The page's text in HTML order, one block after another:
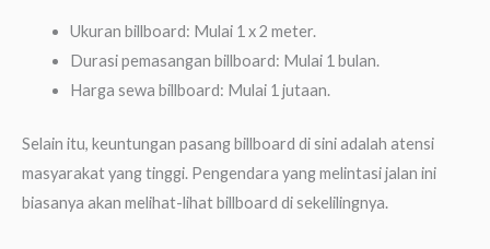
Ukuran billboard: Mulai 1 x 2 meter.
Durasi pemasangan billboard: Mulai 1 bulan.
Harga sewa billboard: Mulai 1 jutaan.
Selain itu, keuntungan pasang billboard di sini adalah atensi
masyarakat yang tinggi. Pengendara yang melintasi jalan ini
biasanya akan melihat-lihat billboard di sekelilingnya.